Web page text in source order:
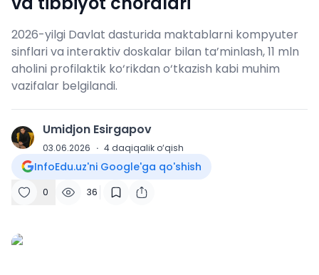
2026-yilgi Davlat dasturida maktablarni kompyuter
sinflari va interaktiv doskalar bilan ta’minlash, 11 mln
aholini profilaktik ko‘rikdan o‘tkazish kabi muhim
vazifalar belgilandi.
U Umidjon Esirgapov
03.06.2026 · 4 daqiqalik o‘qish
InfoEdu.uz'ni Google'ga qo'shish
0 36